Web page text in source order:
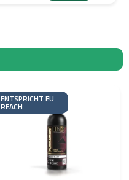
ENTSPRICHT EU
REACH